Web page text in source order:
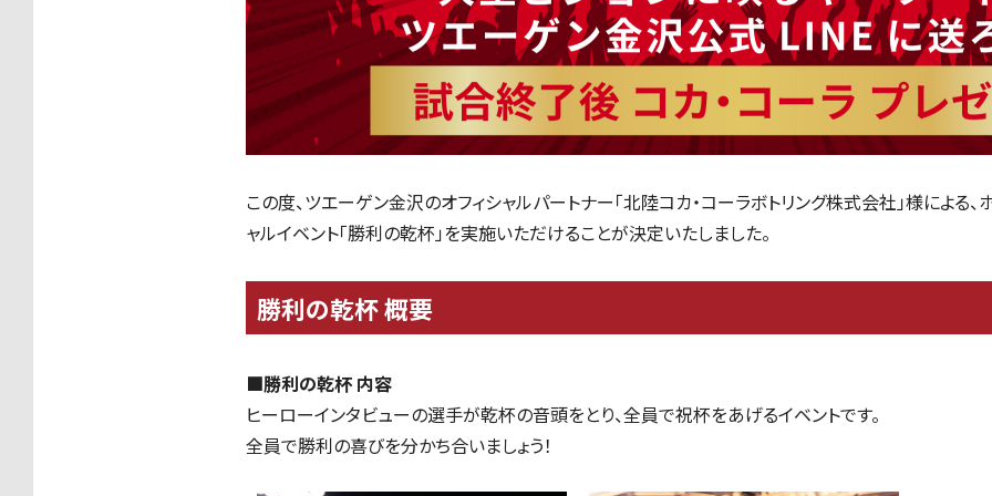
この度、ツエーゲン金沢のオフィシャルパートナー「北陸コカ・コーラボトリング株式会社」様による
ャルイベント「勝利の乾杯」を実施いただけることが決定いたしました。
勝利の乾杯 概要
■勝利の乾杯 内容
ヒーローインタビューの選手が乾杯の音頭をとり、全員で祝杯をあげるイベントです。
全員で勝利の喜びを分かち合いましょう！